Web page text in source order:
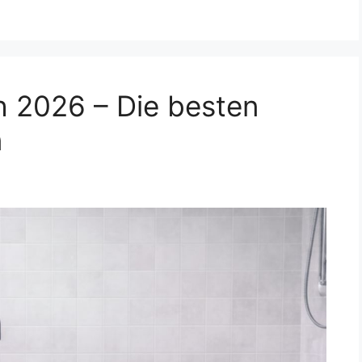
2026 – Die besten